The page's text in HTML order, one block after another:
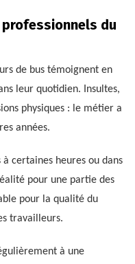
du
de bus témoignent en
leur quotidien. Insultes,
physiques : le métier a
années.
certaines heures ou dans
pour une partie des
pour la qualité du
travailleurs.
à une